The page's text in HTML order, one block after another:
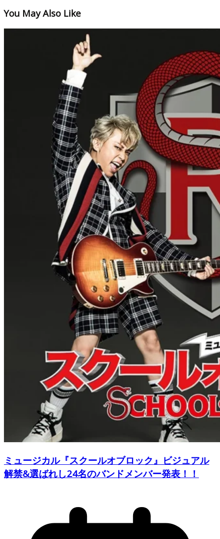
You May Also Like
ミュージカル『スクールオブロック』ビジュアル
解禁&選ばれし24名のバンドメンバー発表！！